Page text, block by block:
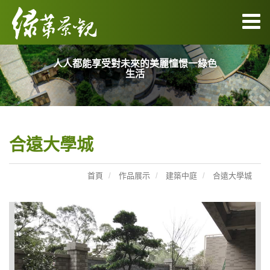
人人都能享受對未來的美麗憧憬一綠色
生活
合遠大學城
首頁 作品展示 建築中庭 合遠大學城